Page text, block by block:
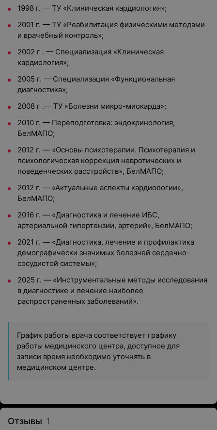
1998 г. — ТУ «Клиническая кардиология»;
2001 г. — ТУ «Реабилитация физическими методами
и врачебный контроль»;
2002 г . — Специализация «Клиническая
кардиология»;
2005 г. — Специализация «Функциональная
диагностика»;
2008 г .— ТУ «Болезни микро-миокарда»;
2010 г. — Переподготовка: эндокринология,
БелМАПО;
2012 г. — «Основы психотерапии. Психотерапия и
психологическая коррекция невротических и
поведенческих расстройств», БелМАПО;
2012 г. — «Актуальные аспекты кардиологии»,
БелМАПО;
2016 г. — «Диагностика и лечение ИБС,
артериальной гипертензии, артерий», БелМАПО;
2021 г. — «Диагностика, лечение и профилактика
демографически значимых болезней сердечно-
сосудистой системы»;
2025 г. — «Инструментальные методы исследования
в диагностике и лечение наиболее
распространенных заболеваний».
График работы врача соответствует графику
работы медицинского центра, доступное для
записи время необходимо уточнять в
медицинском центре.
Отзывы 1